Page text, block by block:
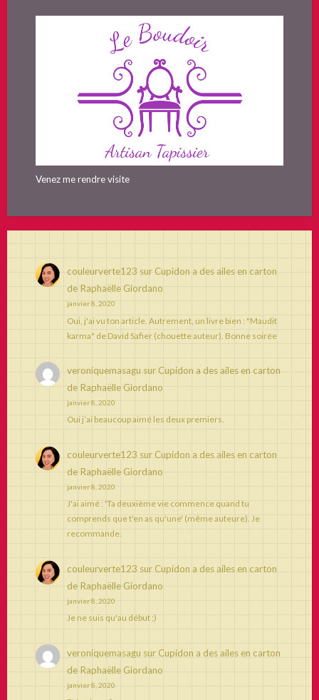
Venez me rendre visite
couleurverte123 sur Cupidon a des ailes en carton
de Raphaëlle Giordano
janvier 8, 2020
Oui, j'ai vu ton article. Autrement, un livre bien : "Maudit
karma" de David Safier (chouette auteur). Bonne soirée
veroniquemasagu sur Cupidon a des ailes en carton
de Raphaëlle Giordano
janvier 8, 2020
Oui j’ai beaucoup aimé les deux premiers.
couleurverte123 sur Cupidon a des ailes en carton
de Raphaëlle Giordano
janvier 8, 2020
J'ai aimé : 'Ta deuxième vie commence quand tu
comprends que t'en as qu'une' (même auteure). Je
recommande.
couleurverte123 sur Cupidon a des ailes en carton
de Raphaëlle Giordano
janvier 8, 2020
Je ne suis qu'au début ;)
veroniquemasagu sur Cupidon a des ailes en carton
de Raphaëlle Giordano
janvier 8, 2020